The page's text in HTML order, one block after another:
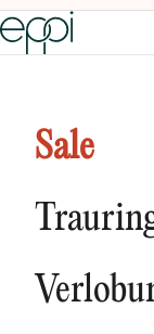
Sale
NEUHEITEN